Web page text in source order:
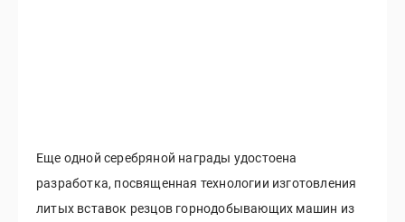
Еще одной серебряной награды удостоена
разработка, посвященная технологии изготовления
литых вставок резцов горнодобывающих машин из